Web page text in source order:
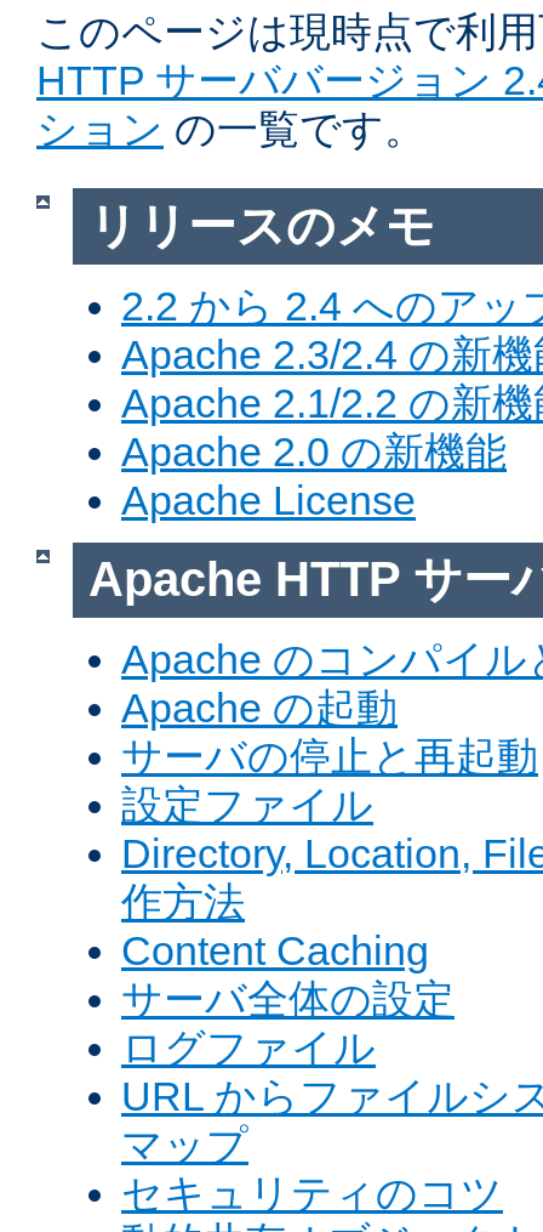
このページは現時点で利
HTTP サーババージョン
ション の一覧です。
リリースのメモ
2.2 から 2.4 へのアッ
Apache 2.3/2.4 の新機
Apache 2.1/2.2 の新機
Apache 2.0 の新機能
Apache License
Apache HTTP サー
Apache のコンパイ
Apache の起動
サーバの停止と再起動
設定ファイル
Directory, Location,
作方法
Content Caching
サーバ全体の設定
ログファイル
URL からファイルシ
マップ
セキュリティのコツ